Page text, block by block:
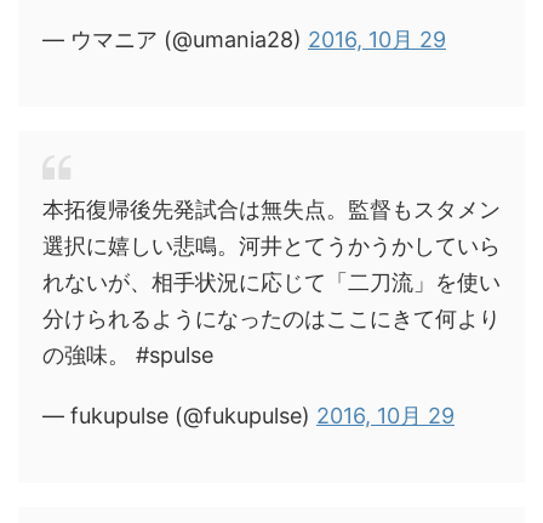
— ウマニア (@umania28) 2016, 10月 29
本拓復帰後先発試合は無失点。監督もスタメン
選択に嬉しい悲鳴。河井とてうかうかしていら
れないが、相手状況に応じて「二刀流」を使い
分けられるようになったのはここにきて何より
の強味。 #spulse
— fukupulse (@fukupulse) 2016, 10月 29